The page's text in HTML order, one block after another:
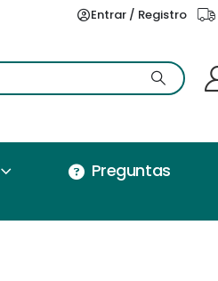
Entrar / Registro
Preguntas